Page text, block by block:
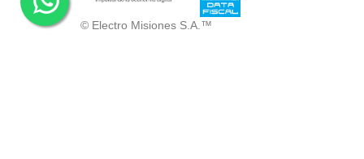
© Electro Misiones S.A.™